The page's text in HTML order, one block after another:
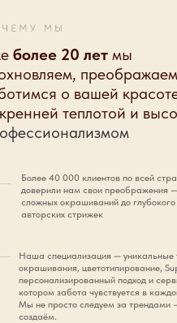
более 20 лет мы
о вашей
теплотой и
Более 40 000 клиентов по всей
доверили нам свои преображения
сложных окрашиваний до глубокого
авторских стрижек
Наша специализация — уникальные
окрашивания, цветотипирование,
персонализированный подход и
котором забота чувствуется в
Мы не просто следуем за трендами
создаём.